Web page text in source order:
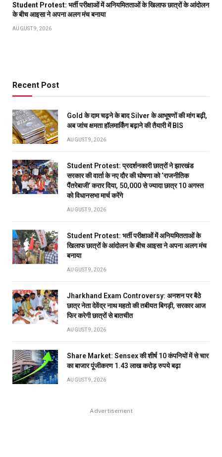
Student Protest: भर्ती परीक्षाओं में अनियमितताओं के खिलाफ छात्रों के आंदोलन
के बीच आइसा ने अपना अलग मंच बनाया
AUGUST 9, 2026
Recent Post
Gold के दाम चढ़ने के बाद Silver के आभूषणों की मांग बढ़ी,
अब जांच क्षमता हॉलमार्किंग बढ़ाने की तैयारी में BIS
AUGUST 9, 2026
Student Protest: प्रदर्शनकारी छात्रों ने झारखंड
सरकार की वार्ता के नए दौर की घोषणा को ‘राजनीतिक
पैंतरेबाजी’ करार दिया, 50,000 से ज्यादा छात्र 10 अगस्त
को विधानसभा मार्च करेंगे
AUGUST 9, 2026
Student Protest: भर्ती परीक्षाओं में अनियमितताओं के
खिलाफ छात्रों के आंदोलन के बीच आइसा ने अपना अलग मंच
बनाया
AUGUST 9, 2026
Jharkhand Exam Controversy: अनशन पर बैठे
छात्र नेता देवेंद्र नाथ महतो की तबीयत बिगड़ी, सरकार आज
फिर करेगी छात्रों से बातचीत
AUGUST 9, 2026
Share Market: Sensex की शीर्ष 10 कंपनियों में से चार
का बाजार पूंजीकरण 1.43 लाख करोड़ रुपये बढ़ा
AUGUST 9, 2026
Advertisement